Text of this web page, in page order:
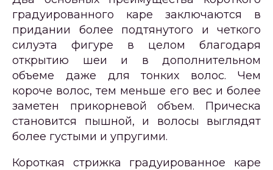
градуированного каре заключаются в
придании более подтянутого и четкого
силуэта фигуре в целом благодаря
открытию шеи и в дополнительном
объеме даже для тонких волос. Чем
короче волос, тем меньше его вес и более
заметен прикорневой объем. Прическа
становится пышной, и волосы выглядят
более густыми и упругими.
Короткая стрижка градуированное каре